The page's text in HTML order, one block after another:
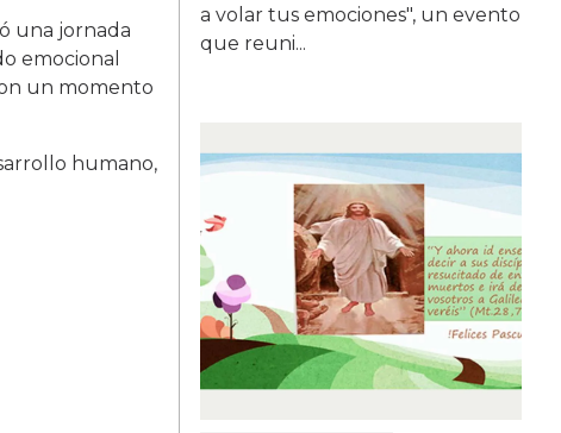
una jornada
emocional
un momento
humano,
a volar tus emociones", un evento
que reuni...